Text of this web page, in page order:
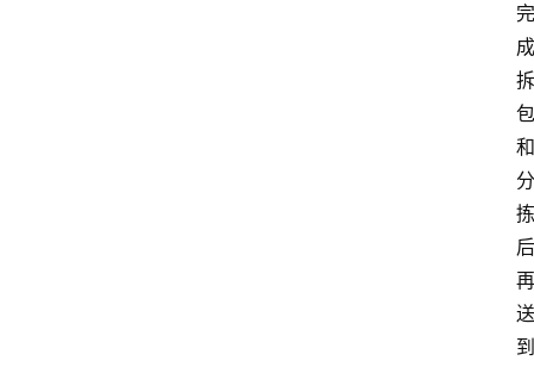
完
成
拆
包
和
分
拣
后
再
送
到